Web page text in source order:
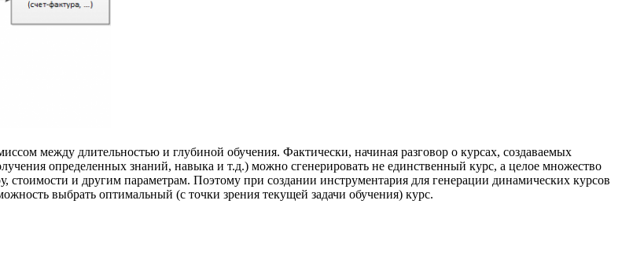
между длительностью и глубиной обучения. Фактически, начиная разговор о курсах, создаваемых
определенных знаний, навыка и т.д.) можно сгенерировать не единственный курс, а целое множество
и другим параметрам. Поэтому при создании инструментария для генерации динамических курсов
выбрать оптимальный (с точки зрения текущей задачи обучения) курс.